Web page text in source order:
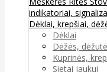
indikatoriai,
Dėklai, krepšiai,
Dėklai
Dėžės,
Kuprinės,
Sietai jaukui